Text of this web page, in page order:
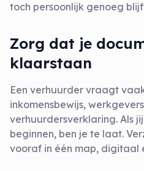
toch persoonlijk genoeg
Zorg dat je
klaarstaan
Een verhuurder vraagt
inkomensbewijs,
verhuurdersverklaring. Als
beginnen, ben je te laat.
vooraf in één map, digitaal